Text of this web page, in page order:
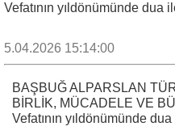
Vefatının yıldönümünde dua
5.04.2026 15:14:00
BAŞBUĞ ALPARSLAN
BİRLİK, MÜCADELE VE
Vefatının yıldönümünde